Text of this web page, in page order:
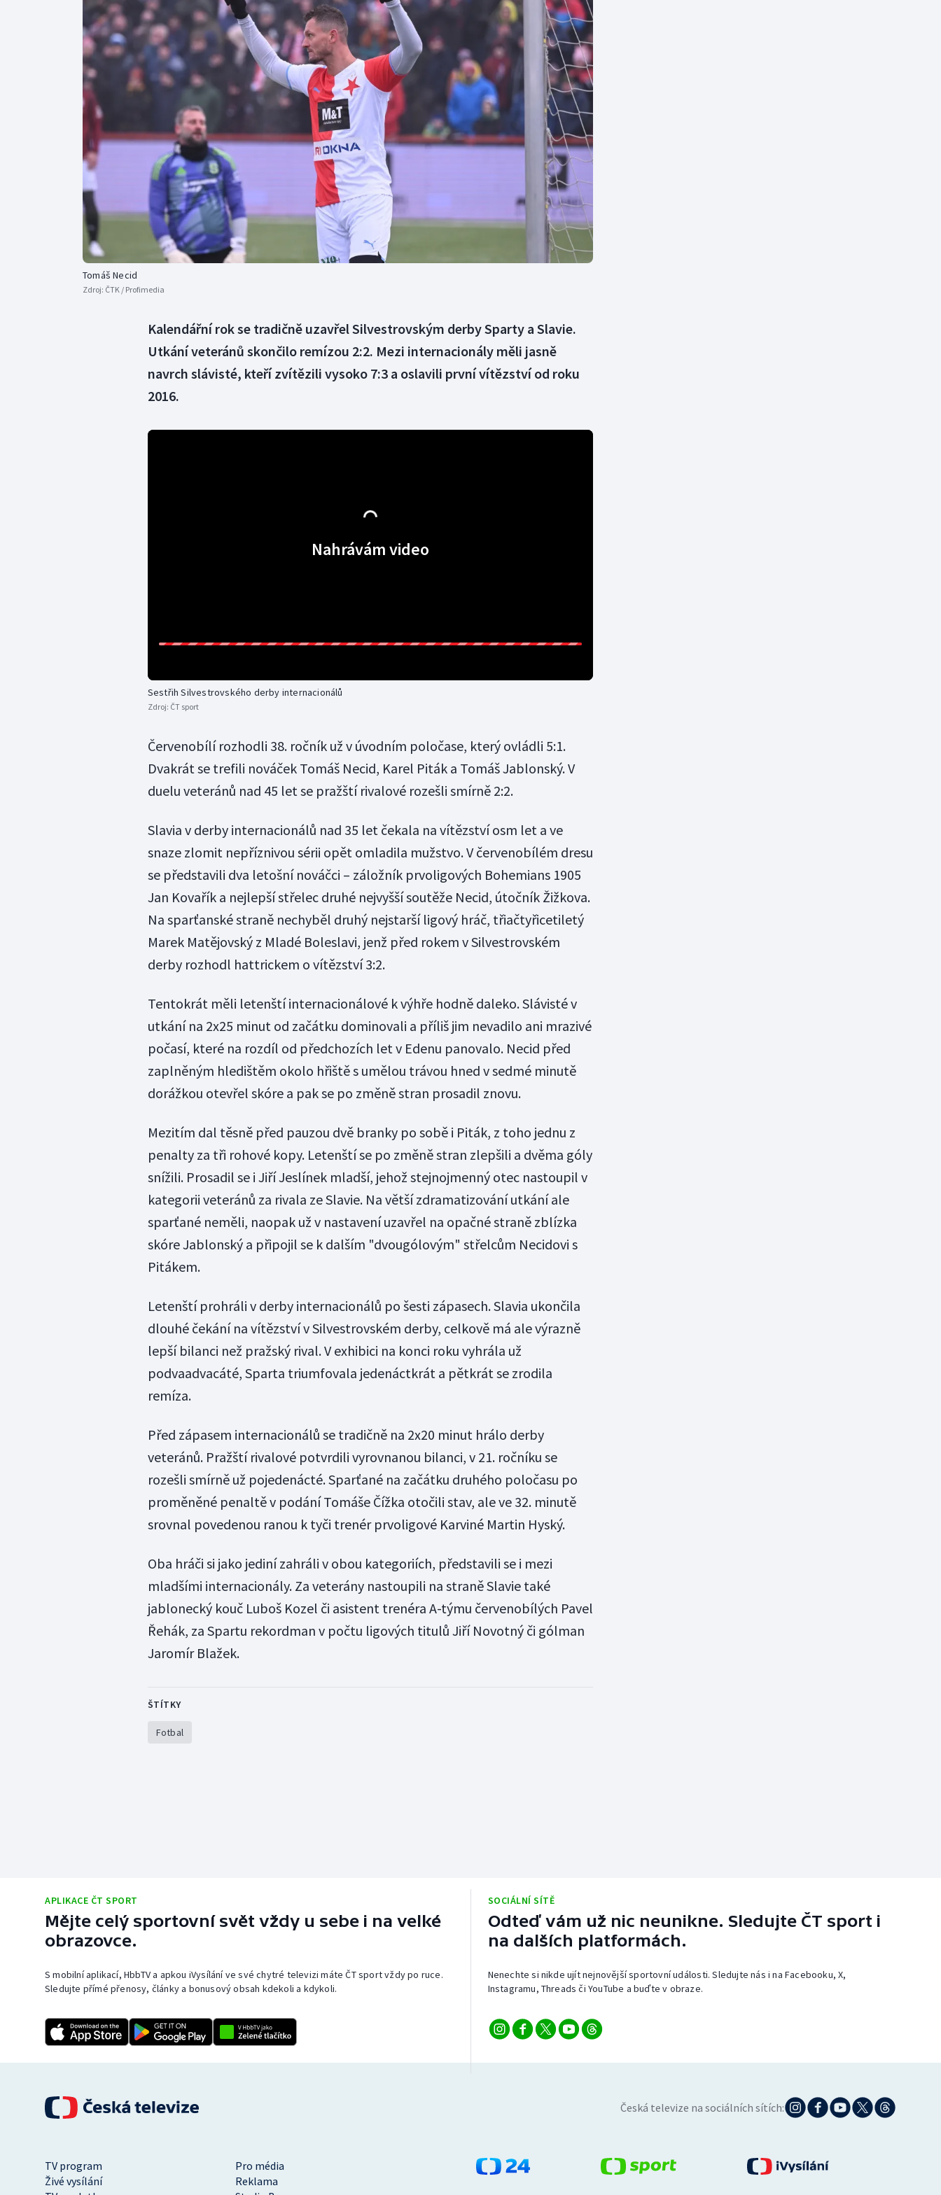
Curling
Dostihy
Florbal
Futsal
Golf
Gymnastika
Moderní pětiboj
Motorsport
Olympijské hry
Parasport
Plavání
Plážový volejbal
Triatlon
Veslování
Vodní slalom
Volejbal
Ostatní
Tomáš Necid
Zdroj: ČTK / Profimedia
Kalendářní rok se tradičně uzavřel Silvestrovským derby Sparty a Slavie.
Utkání veteránů skončilo remízou 2:2. Mezi internacionály měli jasně
navrch slávisté, kteří zvítězili vysoko 7:3 a oslavili první vítězství od roku
2016.
Nahrávám video
Sestřih Silvestrovského derby internacionálů
Zdroj: ČT sport
Červenobílí rozhodli 38. ročník už v úvodním poločase, který ovládli 5:1.
Dvakrát se trefili nováček Tomáš Necid, Karel Piták a Tomáš Jablonský. V
duelu veteránů nad 45 let se pražští rivalové rozešli smírně 2:2.
Slavia v derby internacionálů nad 35 let čekala na vítězství osm let a ve
snaze zlomit nepříznivou sérii opět omladila mužstvo. V červenobílém dresu
se představili dva letošní nováčci – záložník prvoligových Bohemians 1905
Jan Kovařík a nejlepší střelec druhé nejvyšší soutěže Necid, útočník Žižkova.
Na sparťanské straně nechyběl druhý nejstarší ligový hráč, třiačtyřicetiletý
Marek Matějovský z Mladé Boleslavi, jenž před rokem v Silvestrovském
derby rozhodl hattrickem o vítězství 3:2.
Tentokrát měli letenští internacionálové k výhře hodně daleko. Slávisté v
utkání na 2x25 minut od začátku dominovali a příliš jim nevadilo ani mrazivé
počasí, které na rozdíl od předchozích let v Edenu panovalo. Necid před
zaplněným hledištěm okolo hřiště s umělou trávou hned v sedmé minutě
dorážkou otevřel skóre a pak se po změně stran prosadil znovu.
Mezitím dal těsně před pauzou dvě branky po sobě i Piták, z toho jednu z
penalty za tři rohové kopy. Letenští se po změně stran zlepšili a dvěma góly
snížili. Prosadil se i Jiří Jeslínek mladší, jehož stejnojmenný otec nastoupil v
kategorii veteránů za rivala ze Slavie. Na větší zdramatizování utkání ale
sparťané neměli, naopak už v nastavení uzavřel na opačné straně zblízka
skóre Jablonský a připojil se k dalším "dvougólovým" střelcům Necidovi s
Pitákem.
Letenští prohráli v derby internacionálů po šesti zápasech. Slavia ukončila
dlouhé čekání na vítězství v Silvestrovském derby, celkově má ale výrazně
lepší bilanci než pražský rival. V exhibici na konci roku vyhrála už
podvaadvacáté, Sparta triumfovala jedenáctkrát a pětkrát se zrodila
remíza.
Před zápasem internacionálů se tradičně na 2x20 minut hrálo derby
veteránů. Pražští rivalové potvrdili vyrovnanou bilanci, v 21. ročníku se
rozešli smírně už pojedenácté. Sparťané na začátku druhého poločasu po
proměněné penaltě v podání Tomáše Čížka otočili stav, ale ve 32. minutě
srovnal povedenou ranou k tyči trenér prvoligové Karviné Martin Hyský.
Oba hráči si jako jediní zahráli v obou kategoriích, představili se i mezi
mladšími internacionály. Za veterány nastoupili na straně Slavie také
jablonecký kouč Luboš Kozel či asistent trenéra A-týmu červenobílých Pavel
Řehák, za Spartu rekordman v počtu ligových titulů Jiří Novotný či gólman
Jaromír Blažek.
ŠTÍTKY
Fotbal
APLIKACE ČT SPORT
Mějte celý sportovní svět vždy u sebe i na velké
obrazovce.
S mobilní aplikací, HbbTV a apkou iVysílání ve své chytré televizi máte ČT sport vždy po ruce.
Sledujte přímé přenosy, články a bonusový obsah kdekoli a kdykoli.
SOCIÁLNÍ SÍTĚ
Odteď vám už nic neunikne. Sledujte ČT sport i
na dalších platformách.
Nenechte si nikde ujít nejnovější sportovní události. Sledujte nás i na Facebooku, X,
Instagramu, Threads či YouTube a buďte v obraze.
Česká televize na sociálních sítích:
TV program
Pro média
Živé vysílání
Reklama